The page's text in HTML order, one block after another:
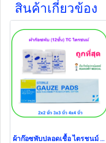
สินค้าเกี่ยวข้อง
ผ้าก๊อซพับปลอดเชื้อ ไตรชนม์ 2x2 นิ้ว (100ซอง/กล่อง) (12ชั้น) ยกกล่อง